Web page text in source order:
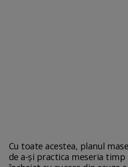
Cu toate acestea, planul
de a-și practica meseria timp